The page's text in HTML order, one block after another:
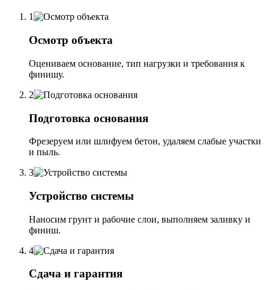
1
Осмотр объекта
Оцениваем основание, тип нагрузки и требования к
финишу.
2
Подготовка основания
Фрезеруем или шлифуем бетон, удаляем слабые участки
и пыль.
3
Устройство системы
Наносим грунт и рабочие слои, выполняем заливку и
финиш.
4
Сдача и гарантия